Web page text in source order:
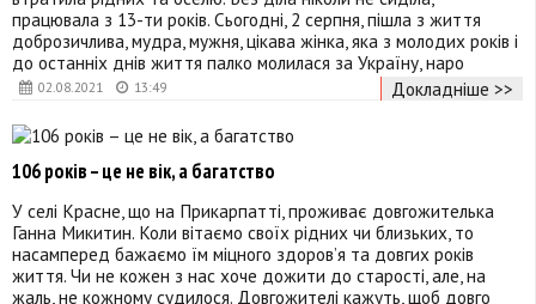
02.08.2021 13:49
працювала з 13-ти років. Сьогодні, 2 серпня, пішла з життя
доброзичлива, мудра, мужня, цікава жінка, яка з молодих років і
до останніх днів життя палко молилася за Україну, наро
Докладніше >>
106 років – це не вік, а багатство
У селі Красне, що на Прикарпатті, проживає довгожителька
Ганна Микитин. Коли вітаємо своїх рідних чи близьких, то
насамперед бажаємо їм міцного здоров’я та довгих років
життя. Чи не кожен з нас хоче дожити до старості, але, на
жаль, не кожному судилося. Довгожителі кажуть, щоб довго